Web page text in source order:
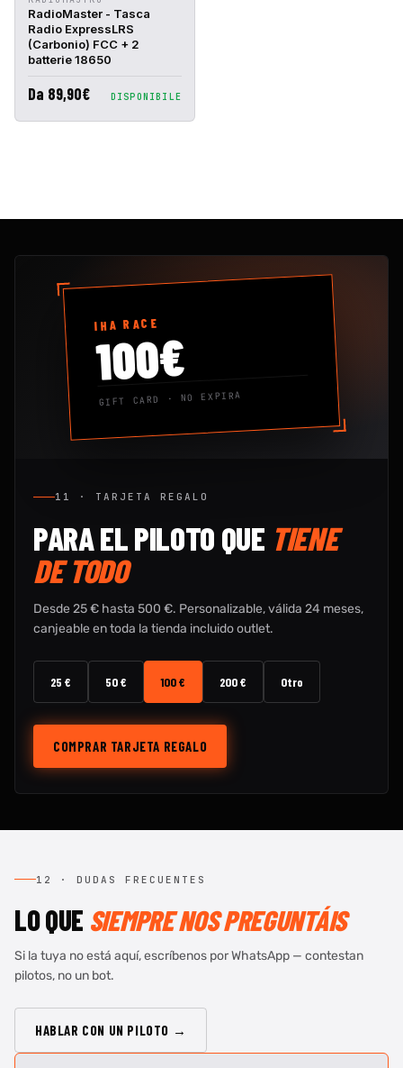
RAPIDA
CARRELLO
RadioMaster - Tasca
Radio ExpressLRS
(Carbonio) FCC + 2
batterie 18650
Da 89,90€ DISPONIBILE
IHA RACE
100€
GIFT CARD · NO EXPIRA
11 · TARJETA REGALO
PARA EL PILOTO QUE TIENE
DE TODO
Desde 25 € hasta 500 €. Personalizable, válida 24 meses,
canjeable en toda la tienda incluido outlet.
25 € 50 € 100 € 200 € Otro
COMPRAR TARJETA REGALO
12 · DUDAS FRECUENTES
LO QUE SIEMPRE NOS PREGUNTÁIS
Si la tuya no está aquí, escríbenos por WhatsApp — contestan
pilotos, no un bot.
HABLAR CON UN PILOTO →